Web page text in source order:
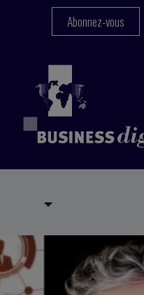
Abonnez-vous